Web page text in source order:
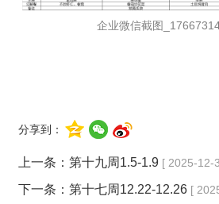
企业微信截图
分享到：
上一条： 第十九周1.5-1.9 [ 2025-12-
下一条： 第十七周12.22-12.26 [